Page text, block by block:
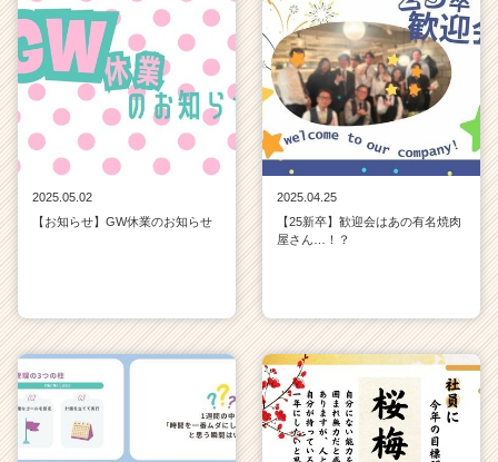
2025.05.02
【お知らせ】GW休業のお知らせ
2025.04.25
【25新卒】歓迎会はあの有名焼肉
屋さん…！？